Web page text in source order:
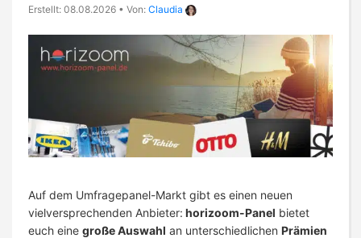
Erstellt: 08.08.2026 • Von: Claudia
Auf dem Umfragepanel-Markt gibt es einen neuen
vielversprechenden Anbieter: horizoom-Panel bietet
euch eine große Auswahl an unterschiedlichen Prämien